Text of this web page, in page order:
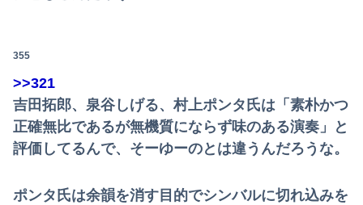
355
>>321
吉田拓郎、泉谷しげる、村上ポンタ氏は「素朴かつ
正確無比であるが無機質にならず味のある演奏」と
評価してるんで、そーゆーのとは違うんだろうな。
ポンタ氏は余韻を消す目的でシンバルに切れ込みを